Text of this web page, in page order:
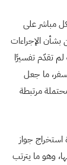
مباشر على
الإجراءات
تقدّم تفسيرًا
ما جعل
مرتبطة
جواز
وهو ما يترتب